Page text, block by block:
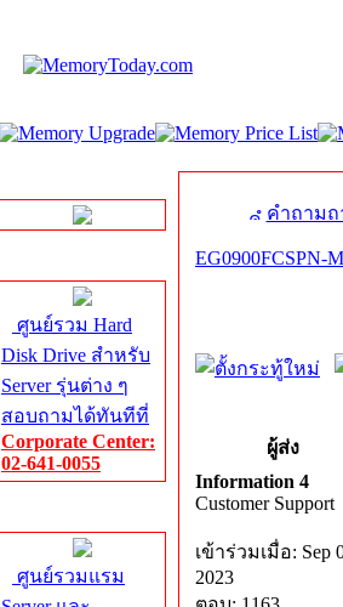
ศูนย์รวม Hard
Disk Drive สำหรับ
Server รุ่นต่าง ๆ
สอบถามได้ทันทีที่
Corporate Center:
02-641-0055
ศูนย์รวมแรม
คำถาม
EG0900FCSPN-
ผู้ส่ง
Information 4
Customer Support
เข้าร่วมเมื่อ: Sep
2023